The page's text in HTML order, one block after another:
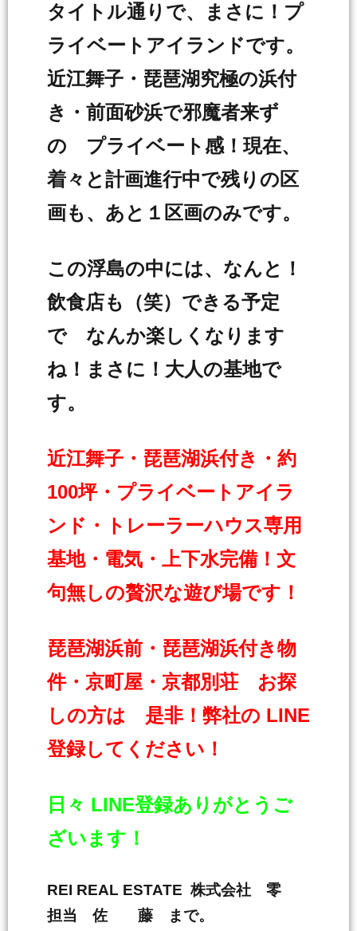
タイトル通りで、まさに！プ
ライベートアイランドです。
近江舞子・琵琶湖究極の浜付
き・前面砂浜で邪魔者来ず
の プライベート感！現在、
着々と計画進行中で残りの区
画も、あと１区画のみです。
この浮島の中には、なんと！
飲食店も（笑）できる予定
で なんか楽しくなります
ね！まさに！大人の基地で
す。
近江舞子・琵琶湖浜付き・約
100坪・プライベートアイラ
ンド・トレーラーハウス専用
基地・電気・上下水完備！文
句無しの贅沢な遊び場です！
琵琶湖浜前・琵琶湖浜付き物
件・京町屋・京都別荘 お探
しの方は 是非！弊社の LINE
登録してください！
日々 LINE登録ありがとうご
ざいます！
REI REAL ESTATE 株式会社 零
担当 佐 藤 まで。